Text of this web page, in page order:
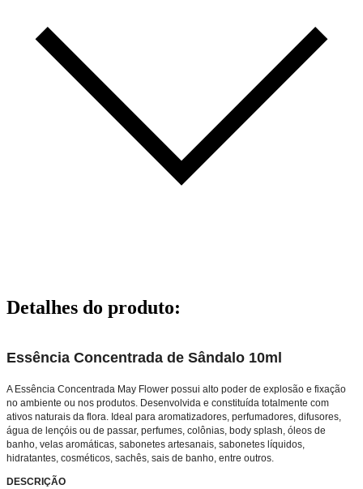
Detalhes do produto:
Essência Concentrada de Sândalo 10ml
A Essência Concentrada May Flower possui alto poder de explosão e fixação
no ambiente ou nos produtos. Desenvolvida e constituída totalmente com
ativos naturais da flora. Ideal para aromatizadores, perfumadores, difusores,
água de lençóis ou de passar, perfumes, colônias, body splash, óleos de
banho, velas aromáticas, sabonetes artesanais, sabonetes líquidos,
hidratantes, cosméticos, sachês, sais de banho, entre outros.
DESCRIÇÃO